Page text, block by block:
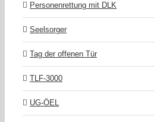
Personenrettung mit DLK
Seelsorger
Tag der offenen Tür
TLF-3000
UG-ÖEL